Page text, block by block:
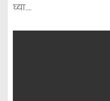
घ्या.…